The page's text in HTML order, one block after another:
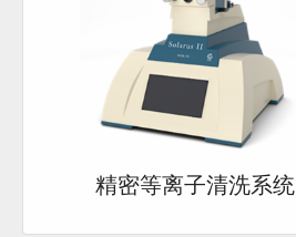
精密等离子清洗系统